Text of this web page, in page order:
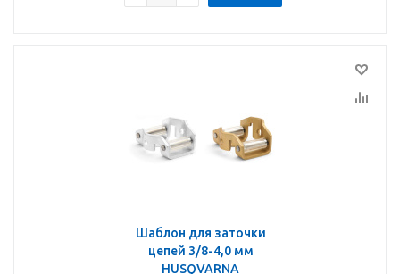
Шаблон для заточки
цепей 3/8-4,0 мм
HUSQVARNA